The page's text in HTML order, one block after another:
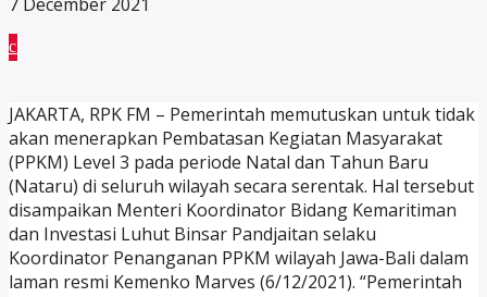
JAKARTA, RPK FM – Pemerintah memutuskan untuk tidak
akan menerapkan Pembatasan Kegiatan Masyarakat
(PPKM) Level 3 pada periode Natal dan Tahun Baru
(Nataru) di seluruh wilayah secara serentak. Hal tersebut
disampaikan Menteri Koordinator Bidang Kemaritiman
dan Investasi Luhut Binsar Pandjaitan selaku
Koordinator Penanganan PPKM wilayah Jawa-Bali dalam
laman resmi Kemenko Marves (6/12/2021). “Pemerintah